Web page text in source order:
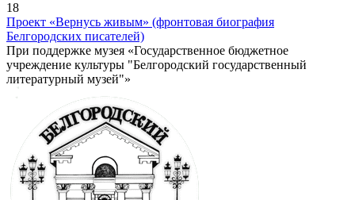
18
Проект «Вернусь живым» (фронтовая биография
Белгородских писателей)
При поддержке музея «Государственное бюджетное
учреждение культуры "Белгородский государственный
литературный музей"»